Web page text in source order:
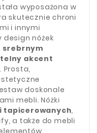
wyposażona w
skutecznie chroni
i innymi
design nóżek
srebrnym
akcent
. Prosta,
doskonale
mebli. Nóżki
tapicerowanych,
a także do mebli